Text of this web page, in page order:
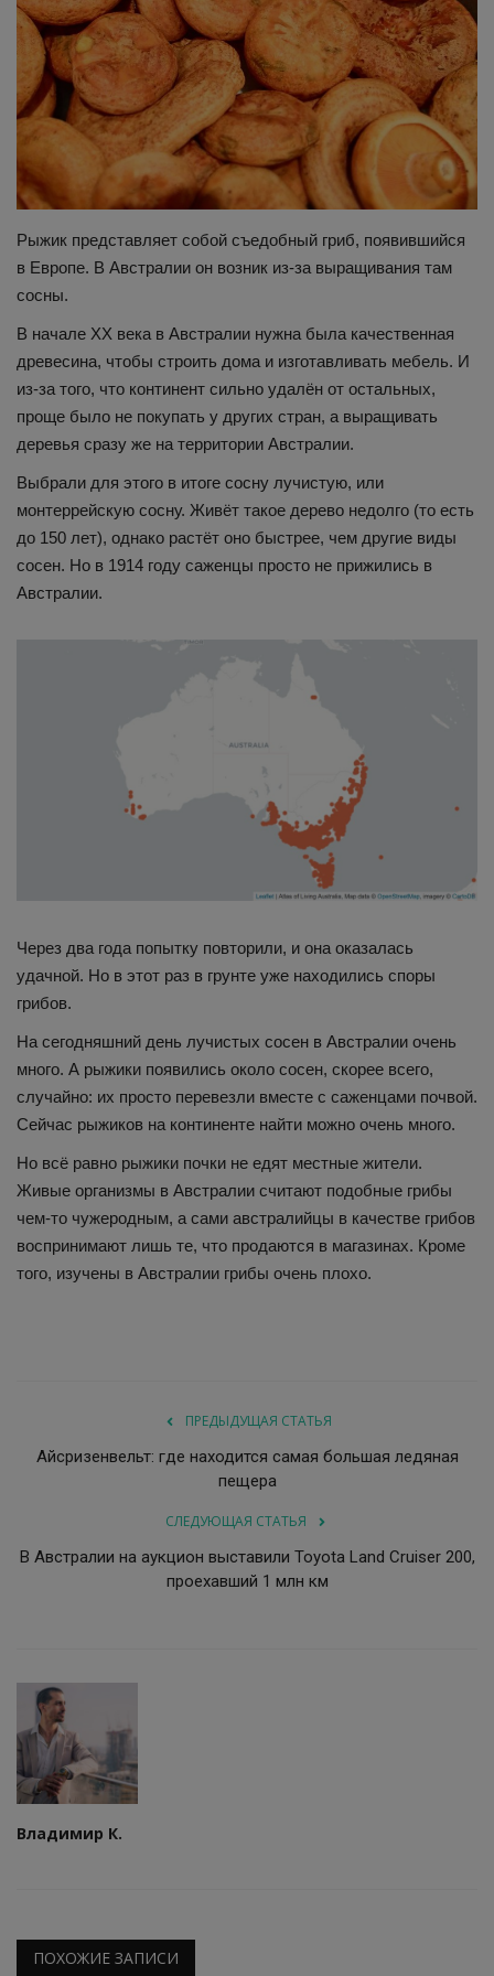
Здоровье
Наука и открытия
Рыжик представляет собой съедобный гриб, появившийся
в Европе. В Австралии он возник из-за выращивания там
сосны.
В начале XX века в Австралии нужна была качественная
древесина, чтобы строить дома и изготавливать мебель. И
из-за того, что континент сильно удалён от остальных,
проще было не покупать у других стран, а выращивать
деревья сразу же на территории Австралии.
Выбрали для этого в итоге сосну лучистую, или
монтеррейскую сосну. Живёт такое дерево недолго (то есть
до 150 лет), однако растёт оно быстрее, чем другие виды
сосен. Но в 1914 году саженцы просто не прижились в
Австралии.
Через два года попытку повторили, и она оказалась
удачной. Но в этот раз в грунте уже находились споры
грибов.
На сегодняшний день лучистых сосен в Австралии очень
много. А рыжики появились около сосен, скорее всего,
случайно: их просто перевезли вместе с саженцами почвой.
Сейчас рыжиков на континенте найти можно очень много.
Но всё равно рыжики почки не едят местные жители.
Живые организмы в Австралии считают подобные грибы
чем-то чужеродным, а сами австралийцы в качестве грибов
воспринимают лишь те, что продаются в магазинах. Кроме
того, изучены в Австралии грибы очень плохо.
ПРЕДЫДУЩАЯ СТАТЬЯ
Айсризенвельт: где находится самая большая ледяная
пещера
СЛЕДУЮЩАЯ СТАТЬЯ
В Австралии на аукцион выставили Toyota Land Cruiser 200,
проехавший 1 млн км
Владимир К.
ПОХОЖИЕ ЗАПИСИ